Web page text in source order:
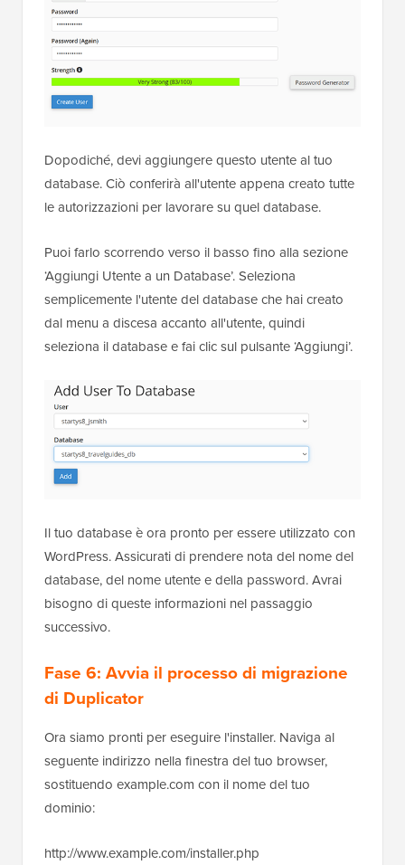
Dopodiché, devi aggiungere questo utente al tuo
database. Ciò conferirà all'utente appena creato tutte
le autorizzazioni per lavorare su quel database.
Puoi farlo scorrendo verso il basso fino alla sezione
‘Aggiungi Utente a un Database’. Seleziona
semplicemente l'utente del database che hai creato
dal menu a discesa accanto all'utente, quindi
seleziona il database e fai clic sul pulsante ‘Aggiungi’.
Il tuo database è ora pronto per essere utilizzato con
WordPress. Assicurati di prendere nota del nome del
database, del nome utente e della password. Avrai
bisogno di queste informazioni nel passaggio
successivo.
Fase 6: Avvia il processo di migrazione
di Duplicator
Ora siamo pronti per eseguire l'installer. Naviga al
seguente indirizzo nella finestra del tuo browser,
sostituendo example.com con il nome del tuo
dominio:
http://www.example.com/installer.php